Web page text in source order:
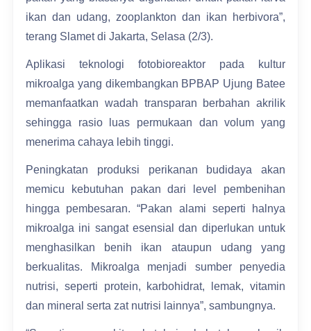
ikan dan udang, zooplankton dan ikan herbivora”,
terang Slamet di Jakarta, Selasa (2/3).
Aplikasi teknologi fotobioreaktor pada kultur
mikroalga yang dikembangkan BPBAP Ujung Batee
memanfaatkan wadah transparan berbahan akrilik
sehingga rasio luas permukaan dan volum yang
menerima cahaya lebih tinggi.
Peningkatan produksi perikanan budidaya akan
memicu kebutuhan pakan dari level pembenihan
hingga pembesaran. “Pakan alami seperti halnya
mikroalga ini sangat esensial dan diperlukan untuk
menghasilkan benih ikan ataupun udang yang
berkualitas. Mikroalga menjadi sumber penyedia
nutrisi, seperti protein, karbohidrat, lemak, vitamin
dan mineral serta zat nutrisi lainnya”, sambungnya.